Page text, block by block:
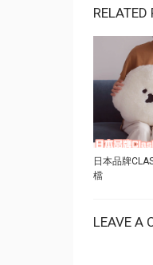
RELATED
日本品牌
檔
LEAVE A